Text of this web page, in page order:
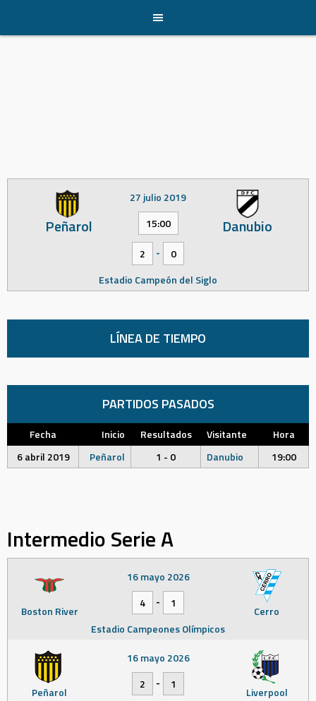
content
Peñarol Danubio
27 julio 2019
15:00
2 -
0
Estadio Campeón del Siglo
LÍNEA DE TIEMPO
PARTIDOS PASADOS
Fecha Inicio Resultados Visitante
Hora
6 abril 2019
Peñarol 1 - 0 Danubio 19:00
Intermedio Serie A
Boston River Cerro
16 mayo 2026
4
-
1
Estadio Campeones Olímpicos
Peñarol Liverpool
16 mayo 2026
2
-
1